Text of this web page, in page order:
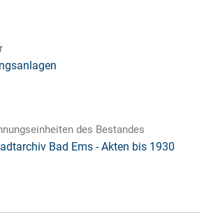
des Bestandes
Bad Ems - Akten bis 1930